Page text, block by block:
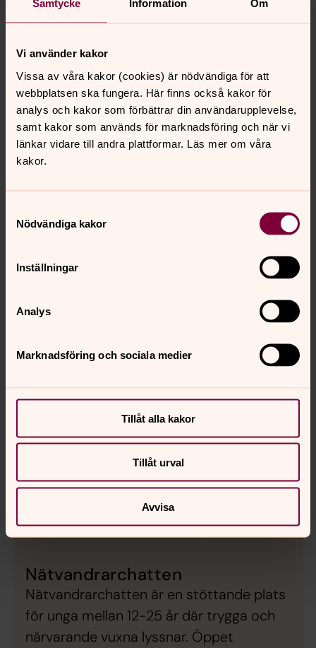
Samtycke Information Om
Vi använder kakor
Vissa av våra kakor (cookies) är nödvändiga för att
webbplatsen ska fungera. Här finns också kakor för
analys och kakor som förbättrar din användarupplevelse,
samt kakor som används för marknadsföring och när vi
länkar vidare till andra plattformar. Läs mer om våra
kakor.
Nödvändiga kakor
Inställningar
Analys
Marknadsföring och sociala medier
Tillåt alla kakor
Tillåt urval
Avvisa
Regnbågslinjen
Regnbågslinjen är en stödlinje via telefon,
chatt och digitala brev för
tisdag och torsdag kl 18:00 - 21:00.
gratis.
Nätvandrarchatten
Nätvandrarchatten är en stöttande plats
för unga mellan 12-25 år där trygga och
närvarande vuxna lyssnar. Öppet